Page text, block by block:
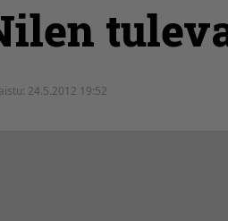
24.5.2012 19:52